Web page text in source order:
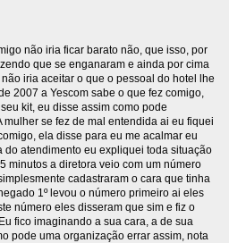
não iria ficar barato não, que isso, por
que se enganaram e ainda por cima
iria aceitar o que o pessoal do hotel lhe
2007 a Yescom sabe o que fez comigo,
kit, eu disse assim como pode
se fez de mal entendida ai eu fiquei
ela disse para eu me acalmar eu
atendimento eu expliquei toda situação
minutos a diretora veio com um número
cadastraram o cara que tinha
1º levou o número primeiro ai eles
número eles disseram que sim e fiz o
fico imaginando a sua cara, a de sua
pode uma organização errar assim, nota